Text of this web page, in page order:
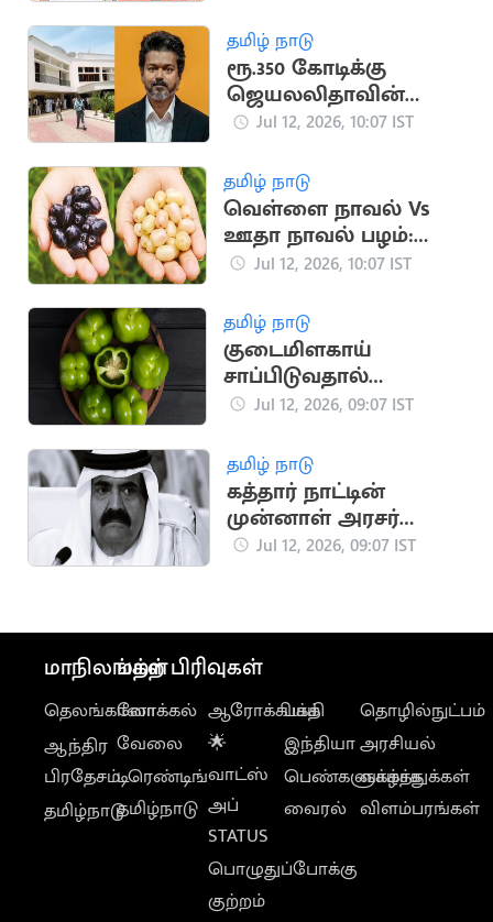
தமிழ் நாடு
ரூ.350 கோடிக்கு
ஜெயலலிதாவின்
இல்லத்தை வாங்கும்
Jul 12, 2026, 10:07 IST
தமிழ் நாடு
வெள்ளை நாவல் Vs
ஊதா நாவல் பழம்:
சிறந்தது எது?
Jul 12, 2026, 10:07 IST
தமிழ் நாடு
குடைமிளகாய்
சாப்பிடுவதால்
கிடைக்கும்
நன்மைகள்
Jul 12, 2026, 09:07 IST
தமிழ் நாடு
கத்தார் நாட்டின்
முன்னாள் அரசர்
காலமானார்
Jul 12, 2026, 09:07 IST
மாநிலங்கள்
தெலங்கானா
ஆந்திர
பிரதேசம்
தமிழ்நாடு
மற்ற பிரிவுகள்
லோக்கல்
வேலை
டிரெண்டிங்
தமிழ்நாடு
ஆரோக்கியம்
🌟
வாட்ஸ்
அப்
STATUS
பொழுதுப்போக்கு
குற்றம்
பக்தி
இந்தியா
பெண்களுக்காக
வைரல்
தொழில்நுட்பம்
அரசியல்
வாழ்த்துக்கள்
விளம்பரங்கள்